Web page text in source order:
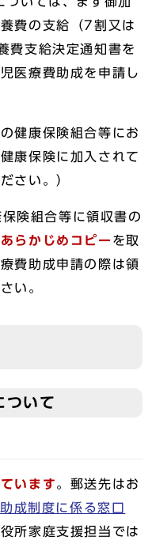
費の支給（7割又は
費支給決定通知書を
医療費助成を申請し
健康保険組合等にお
康保険に加入されて
さい。）
険組合等に領収書の
らかじめコピー を取
費助成申請の際は領
い。
ついて
います。郵送先はお
成制度に係る窓口
所家庭支援担当では